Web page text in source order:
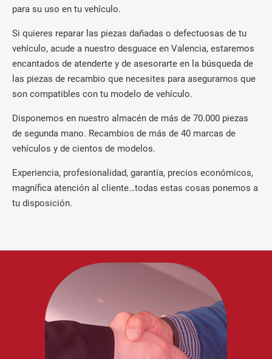
para su uso en tu vehículo.
Si quieres reparar las piezas dañadas o defectuosas de tu
vehículo, acude a nuestro desguace en Valencia, estaremos
encantados de atenderte y de asesorarte en la búsqueda de
las piezas de recambio que necesites para asegurarnos que
son compatibles con tu modelo de vehículo.
Disponemos en nuestro almacén de más de 70.000 piezas
de segunda mano. Recambios de más de 40 marcas de
vehículos y de cientos de modelos.
Experiencia, profesionalidad, garantía, precios económicos,
magnífica atención al cliente…todas estas cosas ponemos a
tu disposición.